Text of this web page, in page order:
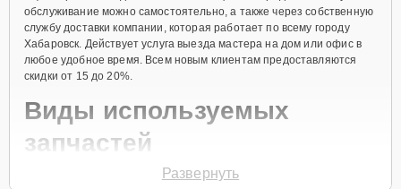
обслуживание можно самостоятельно, а также через собственную
службу доставки компании, которая работает по всему городу
Хабаровск. Действует услуга выезда мастера на дом или офис в
любое удобное время. Всем новым клиентам предоставляются
скидки от 15 до 20%.
Виды используемых
запчастей
Для ремонта посудомоечной машины модели STLA868A
Развернуть